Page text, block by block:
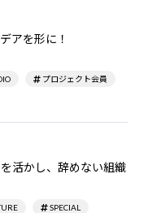
アを形に！
プロジェクト会員
活かし、辞めない組織
SPECIAL